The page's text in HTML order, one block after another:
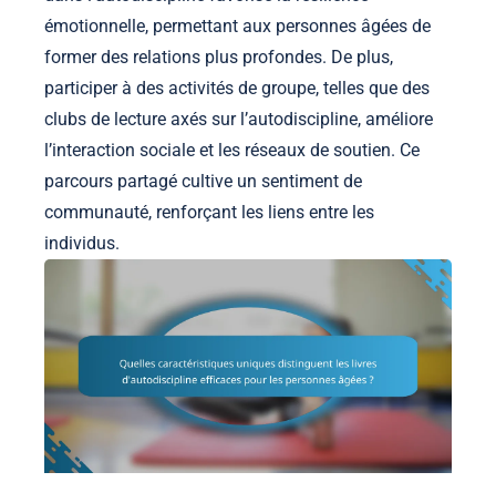
émotionnelle, permettant aux personnes âgées de
former des relations plus profondes. De plus,
participer à des activités de groupe, telles que des
clubs de lecture axés sur l’autodiscipline, améliore
l’interaction sociale et les réseaux de soutien. Ce
parcours partagé cultive un sentiment de
communauté, renforçant les liens entre les
individus.